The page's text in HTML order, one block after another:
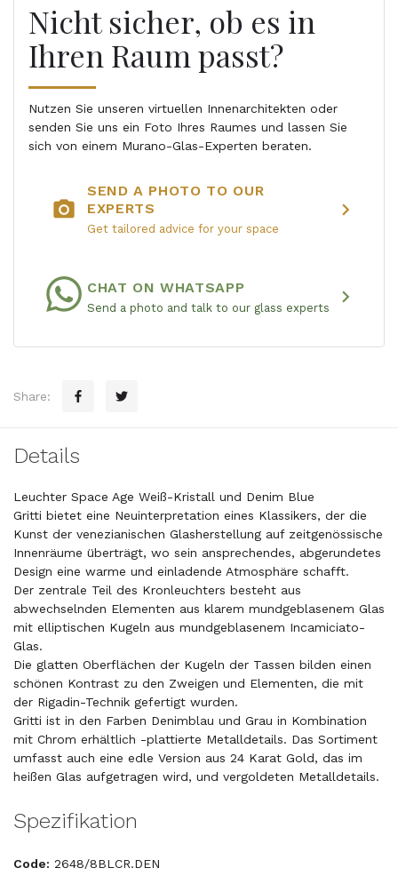
Nicht sicher, ob es in
Ihren Raum passt?
Nutzen Sie unseren virtuellen Innenarchitekten oder
senden Sie uns ein Foto Ihres Raumes und lassen Sie
sich von einem Murano-Glas-Experten beraten.
photo_camera
SEND A PHOTO TO OUR
EXPERTS
Get tailored advice for your space
chevron_right
CHAT ON WHATSAPP
Send a photo and talk to our glass experts chevron_right
Share:
Details
Leuchter Space Age Weiß-Kristall und Denim Blue
Gritti bietet eine Neuinterpretation eines Klassikers, der die
Kunst der venezianischen Glasherstellung auf zeitgenössische
Innenräume überträgt, wo sein ansprechendes, abgerundetes
Design eine warme und einladende Atmosphäre schafft.
Der zentrale Teil des Kronleuchters besteht aus
abwechselnden Elementen aus klarem mundgeblasenem Glas
mit elliptischen Kugeln aus mundgeblasenem Incamiciato-
Glas.
Die glatten Oberflächen der Kugeln der Tassen bilden einen
schönen Kontrast zu den Zweigen und Elementen, die mit
der Rigadin-Technik gefertigt wurden.
Gritti ist in den Farben Denimblau und Grau in Kombination
mit Chrom erhältlich -plattierte Metalldetails. Das Sortiment
umfasst auch eine edle Version aus 24 Karat Gold, das im
heißen Glas aufgetragen wird, und vergoldeten Metalldetails.
Spezifikation
Code: 2648/8BLCR.DEN